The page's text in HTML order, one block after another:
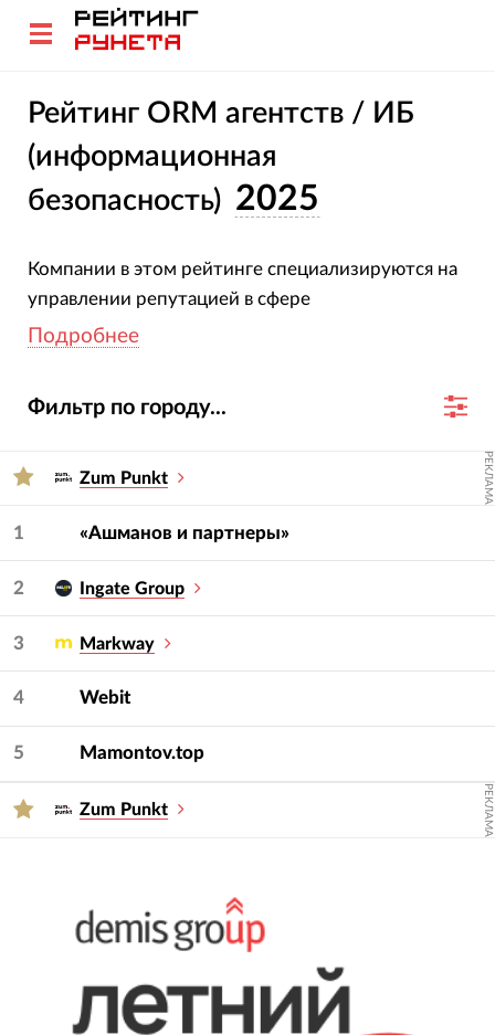
Рейтинг ORM агентств / ИБ
(информационная
безопасность) 2025
Компании в этом рейтинге специализируются на
управлении репутацией в сфере
информационной безопасности. Все участники
их проектов, услуг, отраслевой экспертизы и
— услугу и сферу.
Подробнее
Фильтр по городу...
Zum Punkt РЕКЛАМА
1 «Ашманов и партнеры»
2 Ingate Group
3 Markway
4 Webit
5 Mamontov.top
Zum Punkt РЕКЛАМА